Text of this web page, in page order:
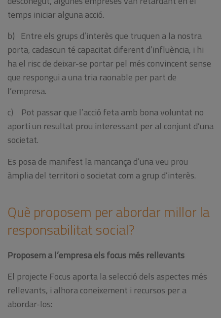
temps iniciar alguna acció.
b) Entre els grups d’interès que truquen a la nostra
porta, cadascun té capacitat diferent d’influència, i hi
ha el risc de deixar-se portar pel més convincent sense
que respongui a una tria raonable per part de
l’empresa.
c) Pot passar que l’acció feta amb bona voluntat no
aporti un resultat prou interessant per al conjunt d’una
societat.
Es posa de manifest la mancança d’una veu prou
àmplia del territori o societat com a grup d’interès.
Què proposem per abordar millor la
responsabilitat social?
Proposem a l’empresa els focus més rellevants
El projecte Focus aporta la selecció dels aspectes més
rellevants, i alhora coneixement i recursos per a
abordar-los: